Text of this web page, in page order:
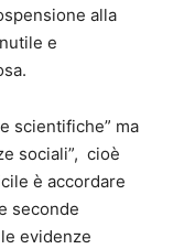
alla
e
scientifiche” ma
sociali”, cioè
è accordare
seconde
evidenze